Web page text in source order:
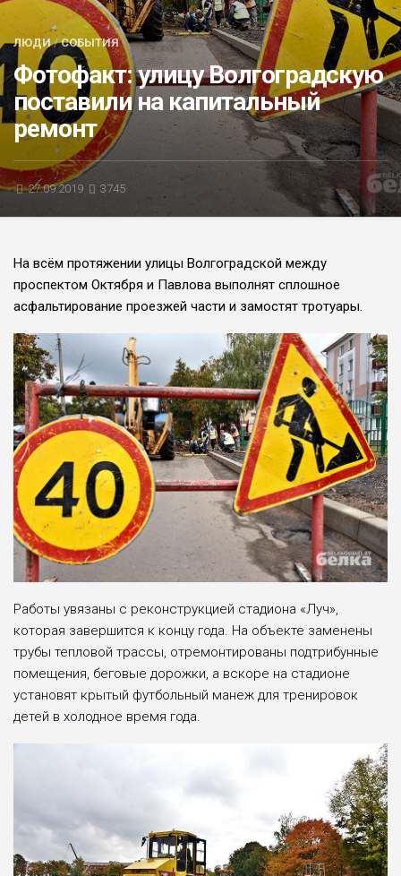
БЛИЦ-ОПРОС
АФИША
ЛЮДИ/СОБЫТИЯ
Фотофакт: улицу Волгоградскую
поставили на капитальный
ремонт
27.09.2019 3745
На всём протяжении улицы Волгоградской между
проспектом Октября и Павлова выполнят сплошное
асфальтирование проезжей части и замостят тротуары.
Работы увязаны с реконструкцией стадиона «Луч»,
которая завершится к концу года. На объекте заменены
трубы тепловой трассы, отремонтированы подтрибунные
помещения, беговые дорожки, а вскоре на стадионе
установят крытый футбольный манеж для тренировок
детей в холодное время года.